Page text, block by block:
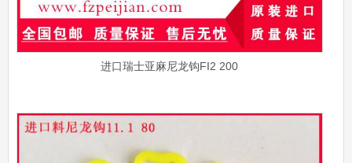
进口瑞士亚麻尼龙钩FI2 200